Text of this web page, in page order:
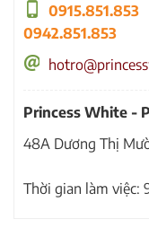
0915.851.853
0942.851.853
Princess White -
48A Dương Thị
Thời gian làm việc: